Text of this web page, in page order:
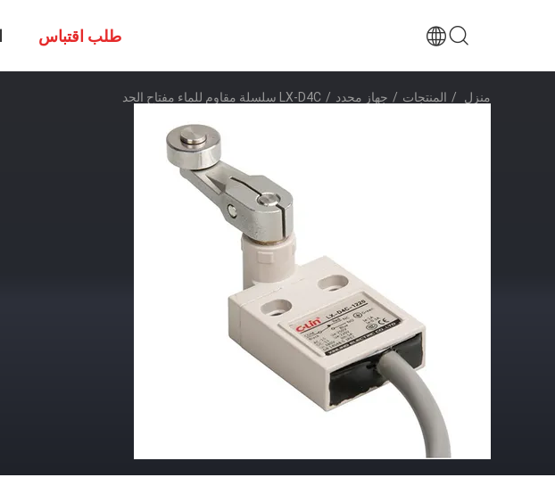
طلب اقتباس
منزل / المنتجات / جهاز محدد / LX-D4C سلسلة مقاوم للماء مفتاح الحد